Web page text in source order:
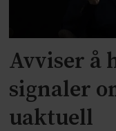
Avviser å
signaler
uaktuell